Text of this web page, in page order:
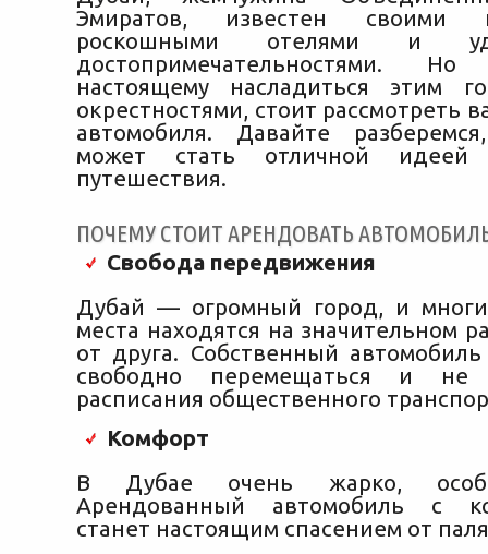
Эмиратов, известен своими
роскошными отелями и
достопримечательностями.
настоящему насладиться этим
окрестностями, стоит рассмотреть
автомобиля. Давайте
может стать отличной
путешествия.
ПОЧЕМУ СТОИТ АРЕНДОВАТЬ
Свобода передвижения
Дубай — огромный город, и
места находятся на значительном
от друга. Собственный
свободно перемещаться и не
расписания общественного
Комфорт
В Дубае очень жарко,
Арендованный автомобиль с
станет настоящим спасением от